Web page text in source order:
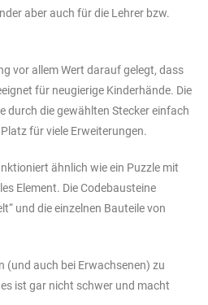
aber auch für die Lehrer bzw.
vor allem Wert darauf gelegt, dass
für neugierige Kinderhände. Die
durch die gewählten Stecker einfach
für viele Erweiterungen.
ähnlich wie ein Puzzle mit
Element. Die Codebausteine
und die einzelnen Bauteile von
(und auch bei Erwachsenen) zu
ist gar nicht schwer und macht